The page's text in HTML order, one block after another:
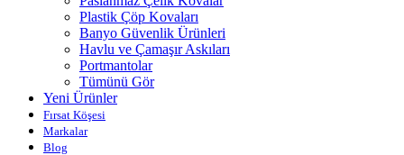
Plastik Çöp Kovaları
Banyo Güvenlik Ürünleri
Havlu ve Çamaşır Askıları
Portmantolar
Tümünü Gör
Yeni Ürünler
Fırsat Köşesi
Markalar
Blog